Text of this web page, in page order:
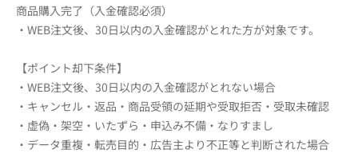
商品購入完了（入金確認必須）
・WEB注文後、30日以内の入金確認がとれた方が対象です。
【ポイント却下条件】
・WEB注文後、30日以内の入金確認がとれない場合
・キャンセル・返品・商品受領の延期や受取拒否・受取未確認
・虚偽・架空・いたずら・申込み不備・なりすまし
・データ重複・転売目的・広告主より不正等と判断された場合